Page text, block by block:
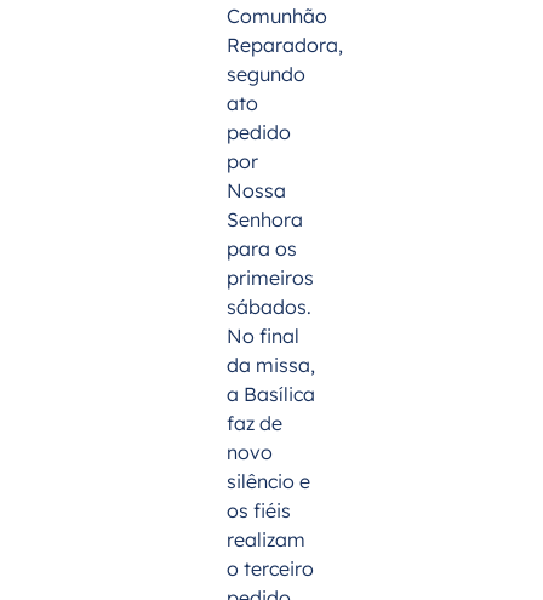
Comunhão
Reparadora,
segundo
ato
pedido
por
Nossa
Senhora
para os
primeiros
sábados.
No final
da missa,
a Basílica
faz de
novo
silêncio e
os fiéis
realizam
o terceiro